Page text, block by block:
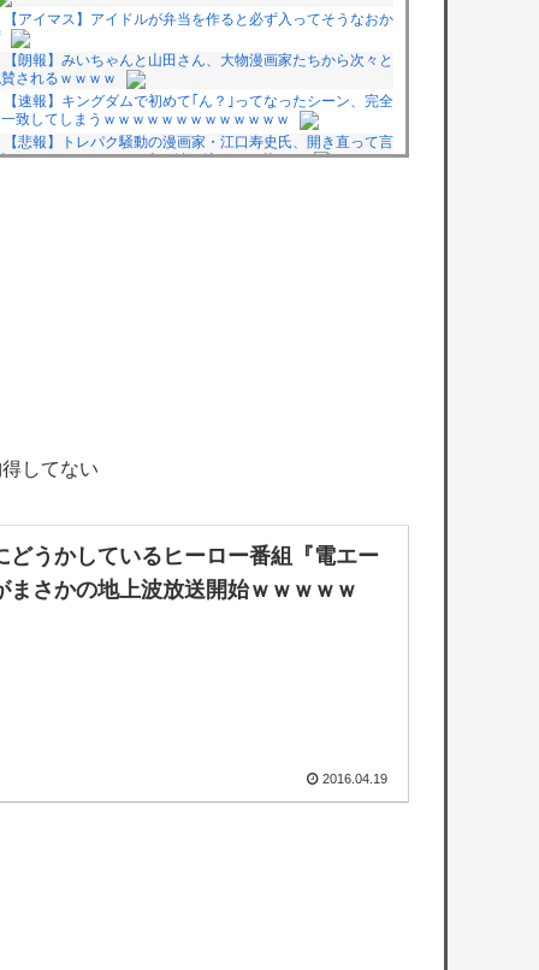
【アイマス】アイドルが弁当を作ると必ず入ってそうなおか
【朗報】みいちゃんと山田さん、大物漫画家たちから次々と
されるｗｗｗｗ
【速報】キングダムで初めて｢ん？｣ってなったシーン、完全
致してしまうｗｗｗｗｗｗｗｗｗｗｗｗｗ
【悲報】トレパク騒動の漫画家・江口寿史氏、開き直って言
をしてしまう。また火に油を注いでて草ｗｗ
してない
どうかしているヒーロー番組『電エー
まさかの地上波放送開始ｗｗｗｗｗ
2016.04.19